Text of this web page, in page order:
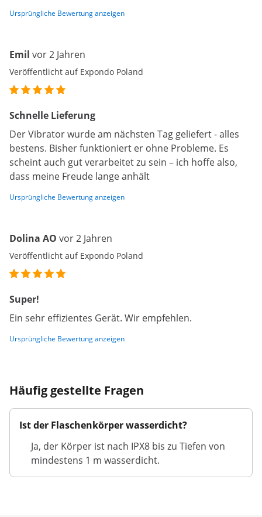
Ursprüngliche Bewertung anzeigen
Emil vor 2 Jahren
Veröffentlicht auf Expondo Poland
Schnelle Lieferung
Der Vibrator wurde am nächsten Tag geliefert - alles
bestens. Bisher funktioniert er ohne Probleme. Es
scheint auch gut verarbeitet zu sein – ich hoffe also,
dass meine Freude lange anhält
Ursprüngliche Bewertung anzeigen
Dolina AO vor 2 Jahren
Veröffentlicht auf Expondo Poland
Super!
Ein sehr effizientes Gerät. Wir empfehlen.
Ursprüngliche Bewertung anzeigen
Häufig gestellte Fragen
Ist der Flaschenkörper wasserdicht?
Ja, der Körper ist nach IPX8 bis zu Tiefen von
mindestens 1 m wasserdicht.